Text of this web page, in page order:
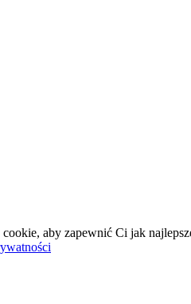
aby zapewnić Ci jak